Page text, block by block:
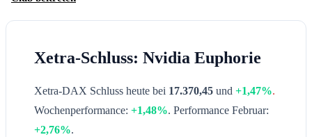
Xetra-Schluss: Nvidia Euphorie
Xetra-DAX Schluss heute bei 17.370,45 und +1,47%.
Wochenperformance: +1,48%. Performance Februar:
+2,76%.